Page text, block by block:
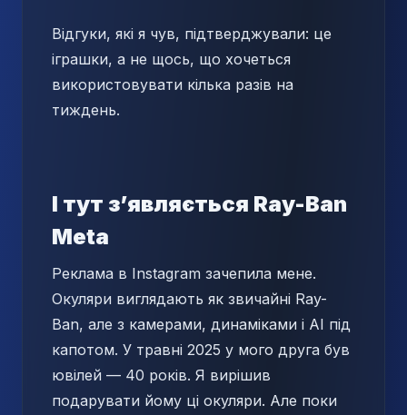
Відгуки, які я чув, підтверджували: це
іграшки, а не щось, що хочеться
використовувати кілька разів на
тиждень.
І тут з’являється Ray-Ban
Meta
Реклама в Instagram зачепила мене.
Окуляри виглядають як звичайні Ray-
Ban, але з камерами, динаміками і AI під
капотом. У травні 2025 у мого друга був
ювілей — 40 років. Я вирішив
подарувати йому ці окуляри. Але поки